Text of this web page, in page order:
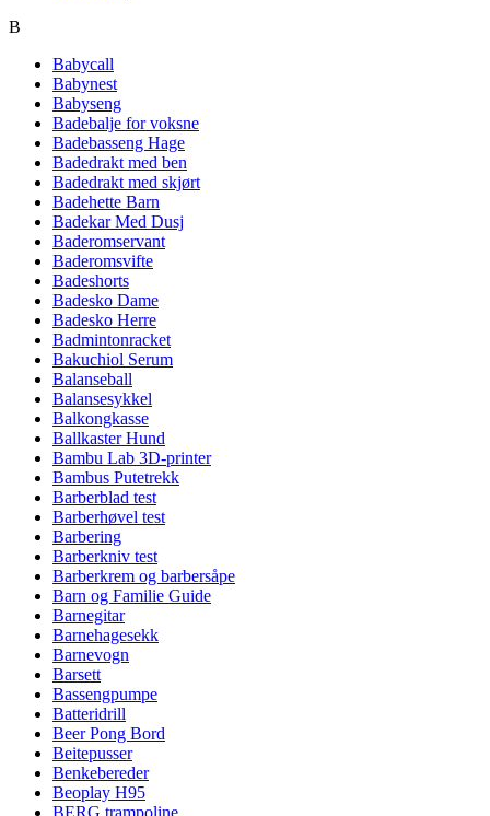
B
Babycall
Babynest
Babyseng
Badebalje for voksne
Badebasseng Hage
Badedrakt med ben
Badedrakt med skjørt
Badehette Barn
Badekar Med Dusj
Baderomservant
Baderomsvifte
Badeshorts
Badesko Dame
Badesko Herre
Badmintonracket
Bakuchiol Serum
Balanseball
Balansesykkel
Balkongkasse
Ballkaster Hund
Bambu Lab 3D-printer
Bambus Putetrekk
Barberblad test
Barberhøvel test
Barbering
Barberkniv test
Barberkrem og barbersåpe
Barn og Familie Guide
Barnegitar
Barnehagesekk
Barnevogn
Barsett
Bassengpumpe
Batteridrill
Beer Pong Bord
Beitepusser
Benkebereder
Beoplay H95
BERG trampoline